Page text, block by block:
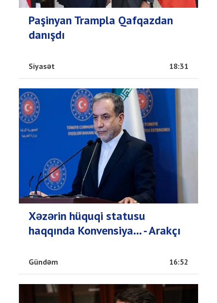
Paşinyan Trampla Qafqazdan
danışdı
Siyasət 18:31
Xəzərin hüquqi statusu
haqqında Konvensiya... - Arakçı
Gündəm 16:52